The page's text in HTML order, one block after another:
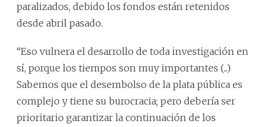
paralizados, debido los fondos están retenidos
desde abril pasado.
“Eso vulnera el desarrollo de toda investigación en
sí, porque los tiempos son muy importantes (...)
Sabemos que el desembolso de la plata pública es
complejo y tiene su burocracia; pero debería ser
prioritario garantizar la continuación de los